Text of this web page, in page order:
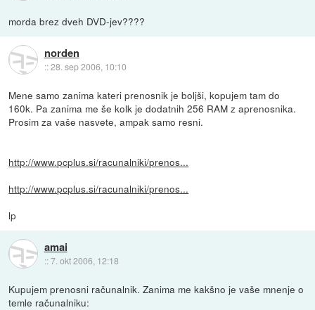
morda brez dveh DVD-jev????
norden
::28. sep 2006, 10:10
Mene samo zanima kateri prenosnik je boljši, kopujem tam do
160k. Pa zanima me še kolk je dodatnih 256 RAM z aprenosnika.
Prosim za vaše nasvete, ampak samo resni.
http://www.pcplus.si/racunalniki/prenos...
http://www.pcplus.si/racunalniki/prenos...
lp
amai
::7. okt 2006, 12:18
Kupujem prenosni računalnik. Zanima me kakšno je vaše mnenje o
temle računalniku: